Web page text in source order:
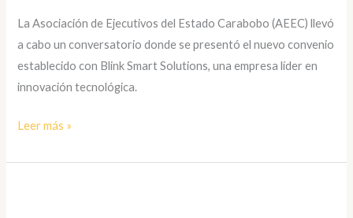
La Asociación de Ejecutivos del Estado Carabobo (AEEC) llevó
a cabo un conversatorio donde se presentó el nuevo convenio
establecido con Blink Smart Solutions, una empresa líder en
innovación tecnológica.
Smart
Leer más »